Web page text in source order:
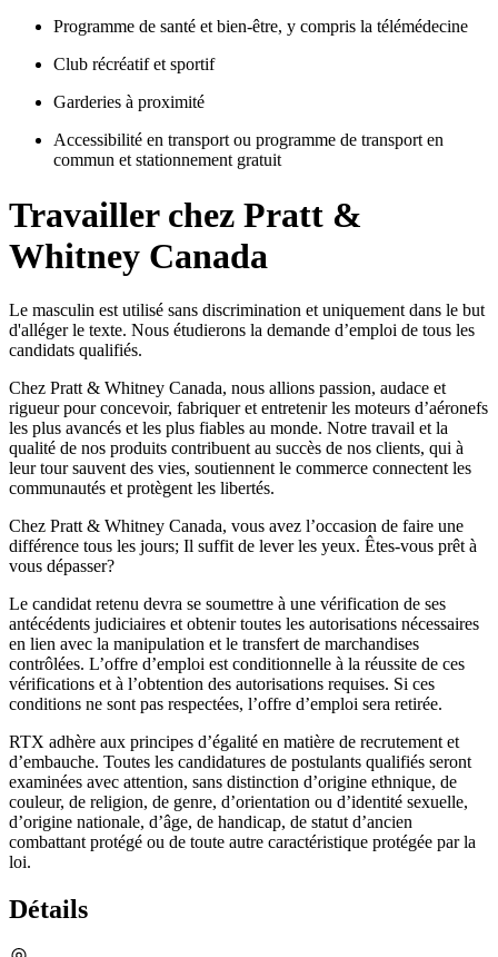
Programme de santé et bien-être, y compris la télémédecine
Club récréatif et sportif
Garderies à proximité
Accessibilité en transport ou programme de transport en
commun et stationnement gratuit
Travailler chez Pratt &
Whitney Canada
Le masculin est utilisé sans discrimination et uniquement dans le but
d'alléger le texte. Nous étudierons la demande d’emploi de tous les
candidats qualifiés.
Chez Pratt & Whitney Canada, nous allions passion, audace et
rigueur pour concevoir, fabriquer et entretenir les moteurs d’aéronefs
les plus avancés et les plus fiables au monde. Notre travail et la
qualité de nos produits contribuent au succès de nos clients, qui à
leur tour sauvent des vies, soutiennent le commerce connectent les
communautés et protègent les libertés.
Chez Pratt & Whitney Canada, vous avez l’occasion de faire une
différence tous les jours; Il suffit de lever les yeux. Êtes-vous prêt à
vous dépasser?
Le candidat retenu devra se soumettre à une vérification de ses
antécédents judiciaires et obtenir toutes les autorisations nécessaires
en lien avec la manipulation et le transfert de marchandises
contrôlées. L’offre d’emploi est conditionnelle à la réussite de ces
vérifications et à l’obtention des autorisations requises. Si ces
conditions ne sont pas respectées, l’offre d’emploi sera retirée.
RTX adhère aux principes d’égalité en matière de recrutement et
d’embauche. Toutes les candidatures de postulants qualifiés seront
examinées avec attention, sans distinction d’origine ethnique, de
couleur, de religion, de genre, d’orientation ou d’identité sexuelle,
d’origine nationale, d’âge, de handicap, de statut d’ancien
combattant protégé ou de toute autre caractéristique protégée par la
loi.
Détails